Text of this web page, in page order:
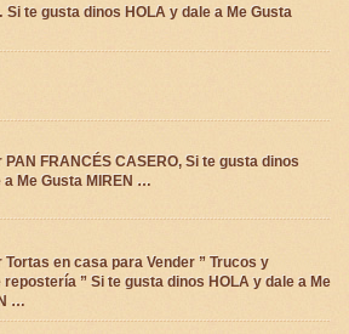
Si te gusta dinos HOLA y dale a Me Gusta
FRANCÉS CASERO, Si te gusta dinos
a Me Gusta MIREN …
Tortas en casa para Vender ” Trucos y
” Si te gusta dinos HOLA y dale a Me
…